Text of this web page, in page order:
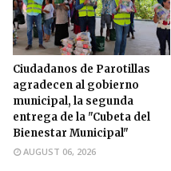
Ciudadanos de Parotillas
agradecen al gobierno
municipal, la segunda
entrega de la "Cubeta del
Bienestar Municipal"
AUGUST 06, 2026